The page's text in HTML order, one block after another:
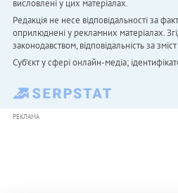
висловлені у цих матеріалах.
Редакція не несе відповідальності за
оприлюднені у рекламних матеріалах.
законодавством, відповідальність за
Cуб'єкт у сфері онлайн-медіа;
РЕКЛАМА